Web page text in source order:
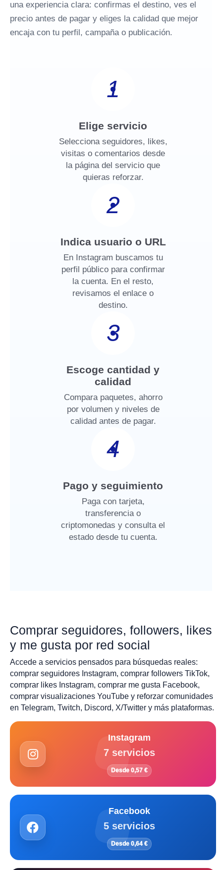
una experiencia clara: confirmas el destino, ves el
precio antes de pagar y eliges la calidad que mejor
encaja con tu perfil, campaña o publicación.
1
Elige servicio
Selecciona seguidores, likes,
visitas o comentarios desde
la página del servicio que
quieras reforzar.
2
Indica usuario o URL
En Instagram buscamos tu
perfil público para confirmar
la cuenta. En el resto,
revisamos el enlace o
destino.
3
Escoge cantidad y
calidad
Compara paquetes, ahorro
por volumen y niveles de
calidad antes de pagar.
4
Pago y seguimiento
Paga con tarjeta,
transferencia o
criptomonedas y consulta el
estado desde tu cuenta.
Comprar seguidores, followers, likes
y me gusta por red social
Accede a servicios pensados para búsquedas reales:
comprar seguidores Instagram, comprar followers TikTok,
comprar likes Instagram, comprar me gusta Facebook,
comprar visualizaciones YouTube y reforzar comunidades
en Telegram, Twitch, Discord, X/Twitter y más plataformas.
Instagram
7 servicios
Desde 0,57 €
Facebook
5 servicios
Desde 0,64 €